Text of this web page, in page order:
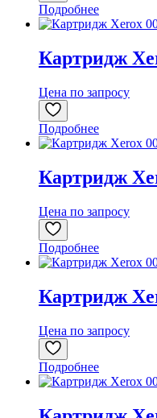
Подробнее
Картридж
Цена по запросу
Подробнее
Картридж
Цена по запросу
Подробнее
Картридж
Цена по запросу
Подробнее